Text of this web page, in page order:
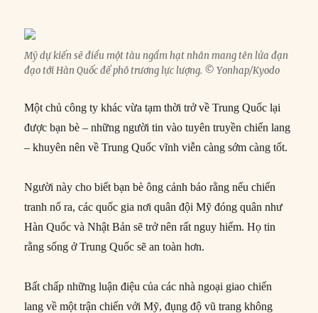
Mỹ dự kiến sẽ điều một tàu ngầm hạt nhân mang tên lửa đạn
đạo tới Hàn Quốc để phô trương lực lượng. © Yonhap/Kyodo
Một chủ công ty khác vừa tạm thời trở về Trung Quốc lại
được bạn bè – những người tin vào tuyên truyền chiến lang
– khuyên nên về Trung Quốc vĩnh viễn càng sớm càng tốt.
Người này cho biết bạn bè ông cảnh báo rằng nếu chiến
tranh nổ ra, các quốc gia nơi quân đội Mỹ đóng quân như
Hàn Quốc và Nhật Bản sẽ trở nên rất nguy hiểm. Họ tin
rằng sống ở Trung Quốc sẽ an toàn hơn.
Bất chấp những luận điệu của các nhà ngoại giao chiến
lang về một trận chiến với Mỹ, đụng độ vũ trang không